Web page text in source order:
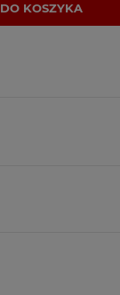
DO KOSZYKA